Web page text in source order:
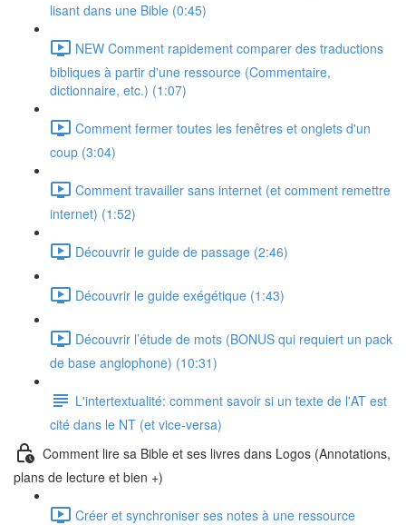
lisant dans une Bible (0:45)
NEW Comment rapidement comparer des traductions
bibliques à partir d'une ressource (Commentaire,
dictionnaire, etc.) (1:07)
Comment fermer toutes les fenêtres et onglets d'un
coup (3:04)
Comment travailler sans internet (et comment remettre
internet) (1:52)
Découvrir le guide de passage (2:46)
Découvrir le guide exégétique (1:43)
Découvrir l’étude de mots (BONUS qui requiert un pack
de base anglophone) (10:31)
L'intertextualité: comment savoir si un texte de l'AT est
cité dans le NT (et vice-versa)
Comment lire sa Bible et ses livres dans Logos (Annotations,
plans de lecture et bien +)
Créer et synchroniser ses notes à une ressource